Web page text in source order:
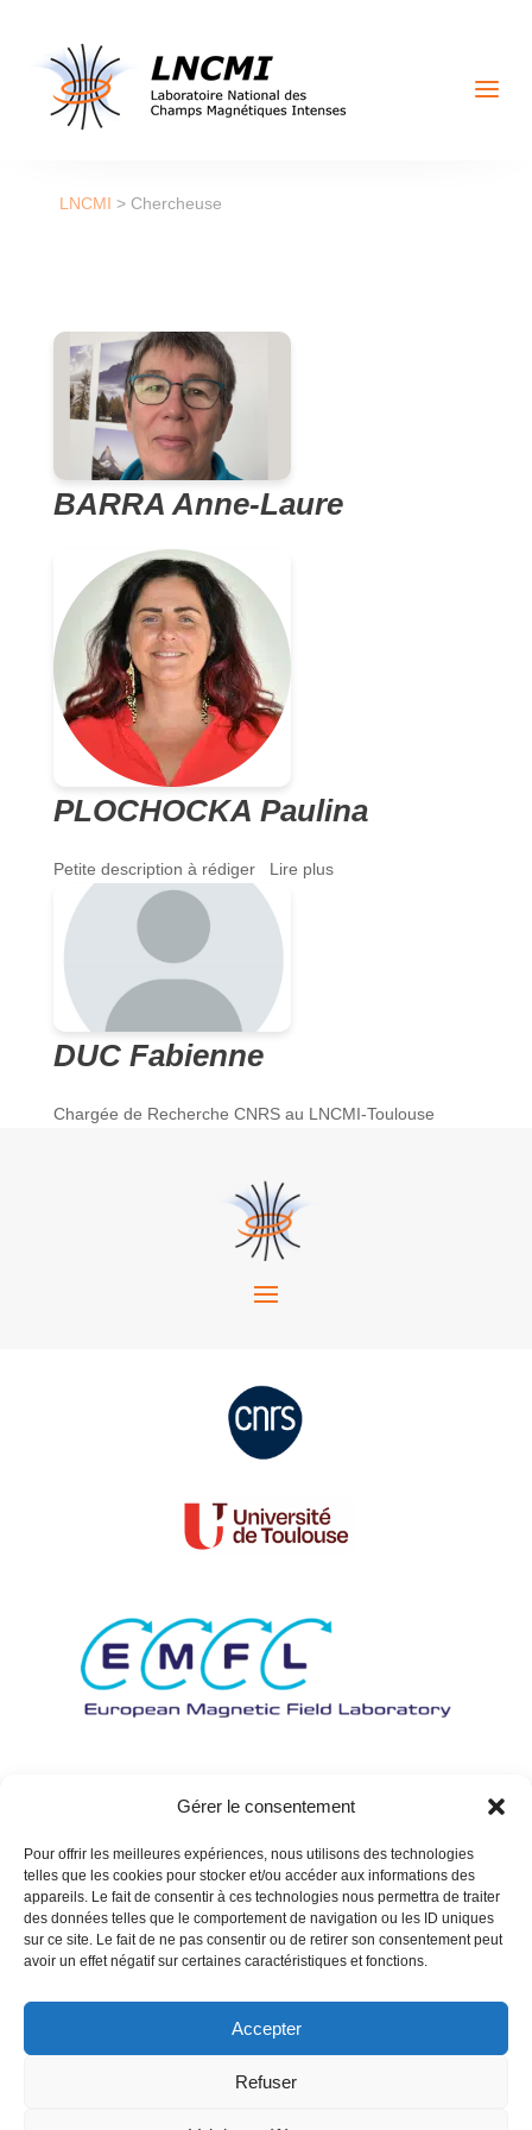
Gérer le consentement
Pour offrir les meilleures expériences, nous utilisons des technologies
telles que les cookies pour stocker et/ou accéder aux informations des
appareils. Le fait de consentir à ces technologies nous permettra de traiter
des données telles que le comportement de navigation ou les ID uniques
sur ce site. Le fait de ne pas consentir ou de retirer son consentement peut
avoir un effet négatif sur certaines caractéristiques et fonctions.
Accepter
Refuser
a
LNCMI > Chercheuse
BARRA Anne-Laure
PLOCHOCKA Paulina
Petite description à rédiger Lire plus
DUC Fabienne
Chargée de Recherche CNRS au LNCMI-Toulouse